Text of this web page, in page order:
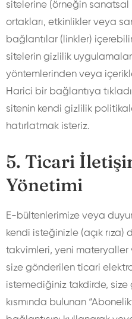
sitelerine (örneğin sanatsal
ortakları, etkinlikler veya
bağlantılar (linkler)
sitelerin gizlilik
yöntemlerinden veya
Harici bir bağlantıya
sitenin kendi gizlilik
hatırlatmak isteriz.
5. Ticari
Yönetimi
E-bültenlerimize veya
kendi isteğinizle (açık
takvimleri, yeni materyaller
size gönderilen ticari
istemediğiniz takdirde,
kısmında bulunan